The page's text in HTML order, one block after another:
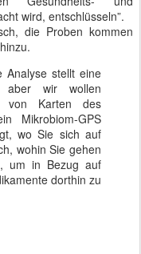
wird, entschlüsseln”.
die Proben kommen
Analyse stellt eine
aber wir wollen
von Karten des
Mikrobiom-GPS
wo Sie sich auf
wohin Sie gehen
um in Bezug auf
dorthin zu